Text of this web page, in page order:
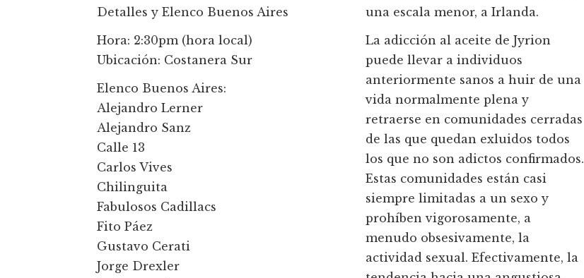
Detalles y Elenco Buenos Aires
Hora: 2:30pm (hora local)
Ubicación: Costanera Sur
Elenco Buenos Aires:
Alejandro Lerner
Alejandro Sanz
Calle 13
Carlos Vives
Chilinguita
Fabulosos Cadillacs
Fito Páez
Gustavo Cerati
Jorge Drexler
una escala menor, a Irlanda.
La adicción al aceite de Jyrion
puede llevar a individuos
anteriormente sanos a huir de una
vida normalmente plena y
retraerse en comunidades cerradas
de las que quedan exluidos todos
los que no son adictos confirmados.
Estas comunidades están casi
siempre limitadas a un sexo y
prohí­ben vigorosamente, a
menudo obsesivamente, la
actividad sexual. Efectivamente, la